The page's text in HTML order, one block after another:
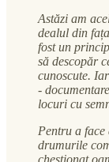
Astăzi am
dealul din
fost un
să descopăr
cunoscute.
-
locuri cu
Pentru a face
drumurile